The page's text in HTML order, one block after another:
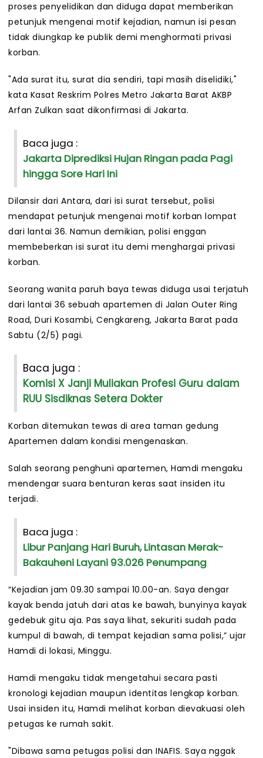
proses penyelidikan dan diduga dapat memberikan
petunjuk mengenai motif kejadian, namun isi pesan
tidak diungkap ke publik demi menghormati privasi
korban.
"Ada surat itu, surat dia sendiri, tapi masih diselidiki,"
kata Kasat Reskrim Polres Metro Jakarta Barat AKBP
Arfan Zulkan saat dikonfirmasi di Jakarta.
Baca juga :
Jakarta Diprediksi Hujan Ringan pada Pagi
hingga Sore Hari Ini
Dilansir dari Antara, dari isi surat tersebut, polisi
mendapat petunjuk mengenai motif korban lompat
dari lantai 36. Namun demikian, polisi enggan
membeberkan isi surat itu demi menghargai privasi
korban.
Seorang wanita paruh baya tewas diduga usai terjatuh
dari lantai 36 sebuah apartemen di Jalan Outer Ring
Road, Duri Kosambi, Cengkareng, Jakarta Barat pada
Sabtu (2/5) pagi.
Baca juga :
Komisi X Janji Muliakan Profesi Guru dalam
RUU Sisdiknas Setera Dokter
Korban ditemukan tewas di area taman gedung
Apartemen dalam kondisi mengenaskan.
Salah seorang penghuni apartemen, Hamdi mengaku
mendengar suara benturan keras saat insiden itu
terjadi.
Baca juga :
Libur Panjang Hari Buruh, Lintasan Merak-
Bakauheni Layani 93.026 Penumpang
“Kejadian jam 09.30 sampai 10.00-an. Saya dengar
kayak benda jatuh dari atas ke bawah, bunyinya kayak
gedebuk gitu aja. Pas saya lihat, sekuriti sudah pada
kumpul di bawah, di tempat kejadian sama polisi,” ujar
Hamdi di lokasi, Minggu.
Hamdi mengaku tidak mengetahui secara pasti
kronologi kejadian maupun identitas lengkap korban.
Usai insiden itu, Hamdi melihat korban dievakuasi oleh
petugas ke rumah sakit.
"Dibawa sama petugas polisi dan INAFIS. Saya nggak